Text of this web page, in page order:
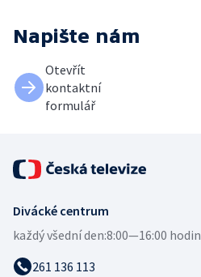
Napište nám
Otevřít
kontaktní
formulář
Divácké centrum
každý všední den:8:00—16:00 hodin
261 136 113